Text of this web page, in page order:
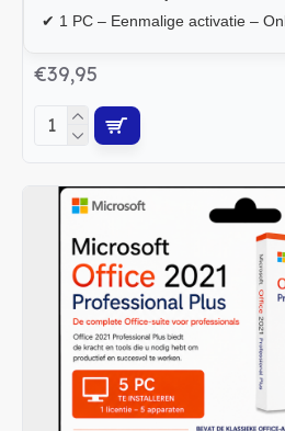
✔ 1 PC – Eenmalige activatie –
€39,95